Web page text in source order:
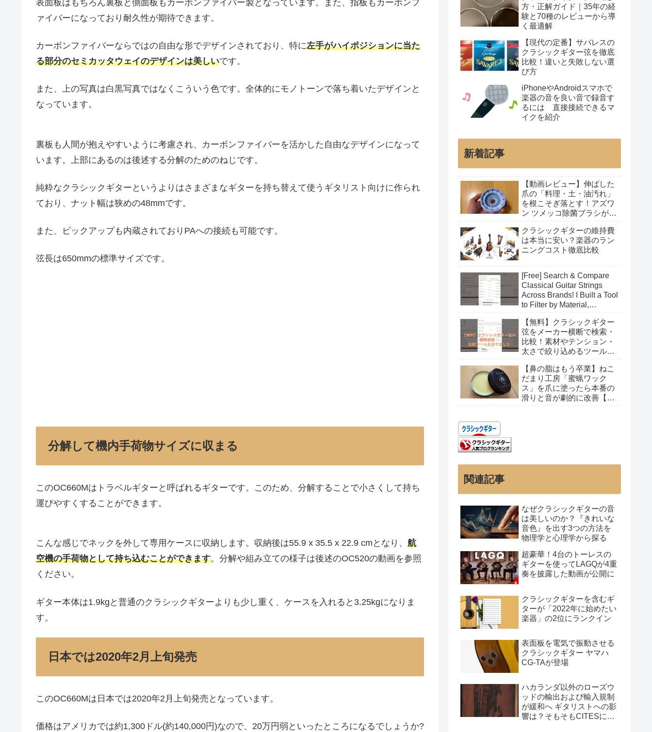
表面板はもちろん裏板と側面板もカーボンファイバー製となっています。また、指板もカーボンフ
ァイバーになっており耐久性が期待できます。
カーボンファイバーならではの自由な形でデザインされており、特に左手がハイポジションに当た
る部分のセミカッタウェイのデザインは美しいです。
また、上の写真は白黒写真ではなくこういう色です。全体的にモノトーンで落ち着いたデザインと
なっています。
裏板も人間が抱えやすいように考慮され、カーボンファイバーを活かした自由なデザインになって
います。上部にあるのは後述する分解のためのねじです。
純粋なクラシックギターというよりはさまざまなギターを持ち替えて使うギタリスト向けに作られ
ており、ナット幅は狭めの48mmです。
また、ピックアップも内蔵されておりPAへの接続も可能です。
弦長は650mmの標準サイズです。
分解して機内手荷物サイズに収まる
このOC660Mはトラベルギターと呼ばれるギターです。このため、分解することで小さくして持ち
運びやすくすることができます。
こんな感じでネックを外して専用ケースに収納します。収納後は55.9 x 35.5 x 22.9 cmとなり、 航
空機の手荷物として持ち込むことができます。分解や組み立ての様子は後述のOC520の動画を参照
ください。
ギター本体は1.9kgと普通のクラシックギターよりも少し重く、ケースを入れると3.25kgになりま
す。
日本では2020年2月上旬発売
このOC660Mは日本では2020年2月上旬発売となっています。
価格はアメリカでは約1,300ドル(約140,000円)なので、20万円弱といったところになるでしょうか?
方・正解ガイド｜35年の経
験と70種のレビューから導
く最適解
【現代の定番】サバレスの
クラシックギター弦を徹底
比較！違いと失敗しない選
び方
iPhoneやAndroidスマホで
楽器の音を良い音で録音す
るには 直接接続できるマ
イクを紹介
新着記事
【動画レビュー】伸ばした
爪の「料理・土・油汚れ」
を根こそぎ落とす！アズワ
ン ツメッコ除菌ブラシが凄
クラシックギターの維持費
は本当に安い？楽器のラン
ニングコスト徹底比較
[Free] Search & Compare
Classical Guitar Strings
Across Brands! I Built a Tool
to Filter by Material,
【無料】クラシックギター
弦をメーカー横断で検索・
比較！素材やテンション・
太さで絞り込めるツールを
【鼻の脂はもう卒業】ねこ
だまり工房「蜜蝋ワック
ス」を爪に塗ったら本番の
滑りと音が劇的に改善【レ
関連記事
なぜクラシックギターの音
は美しいのか？『きれいな
音色』を出す3つの方法を
物理学と心理学から探る
超豪華！4台のトーレスの
ギターを使ってLAGQが4重
奏を披露した動画が公開に
クラシックギターを含むギ
ターが「2022年に始めたい
楽器」の2位にランクイン
表面板を電気で振動させる
クラシックギター ヤマハ
CG-TAが登場
ハカランダ以外のローズウ
ッドの輸出および輸入規制
が緩和へ ギタリストへの影
響は？そもそもCITESによ